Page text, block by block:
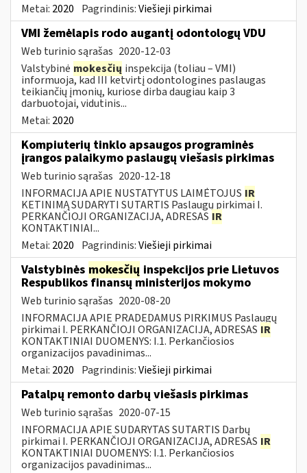
Metai: 2020 Pagrindinis:Viešieji pirkimai
VMI žemėlapis rodo augantį odontologų VDU
Web turinio sąrašas 2020-12-03
Valstybinė mokesčių inspekcija (toliau – VMI)
informuoja, kad III ketvirtį odontologines paslaugas
teikiančių įmonių, kuriose dirba daugiau kaip 3
darbuotojai, vidutinis...
Metai: 2020
Kompiuterių tinklo apsaugos programinės
įrangos palaikymo paslaugų viešasis pirkimas
Web turinio sąrašas 2020-12-18
INFORMACIJA APIE NUSTATYTUS LAIMĖTOJUS IR
KETINIMĄ SUDARYTI SUTARTIS Paslaugų pirkimai I.
PERKANČIOJI ORGANIZACIJA, ADRESAS IR
KONTAKTINIAI...
Metai: 2020 Pagrindinis:Viešieji pirkimai
Valstybinės mokesčių inspekcijos prie Lietuvos
Respublikos finansų ministerijos mokymo
Web turinio sąrašas 2020-08-20
INFORMACIJA APIE PRADEDAMUS PIRKIMUS Paslaugų
pirkimai I. PERKANČIOJI ORGANIZACIJA, ADRESAS IR
KONTAKTINIAI DUOMENYS: I.1. Perkančiosios
organizacijos pavadinimas...
Metai: 2020 Pagrindinis:Viešieji pirkimai
Patalpų remonto darbų viešasis pirkimas
Web turinio sąrašas 2020-07-15
INFORMACIJA APIE SUDARYTAS SUTARTIS Darbų
pirkimai I. PERKANČIOJI ORGANIZACIJA, ADRESAS IR
KONTAKTINIAI DUOMENYS: I.1. Perkančiosios
organizacijos pavadinimas...